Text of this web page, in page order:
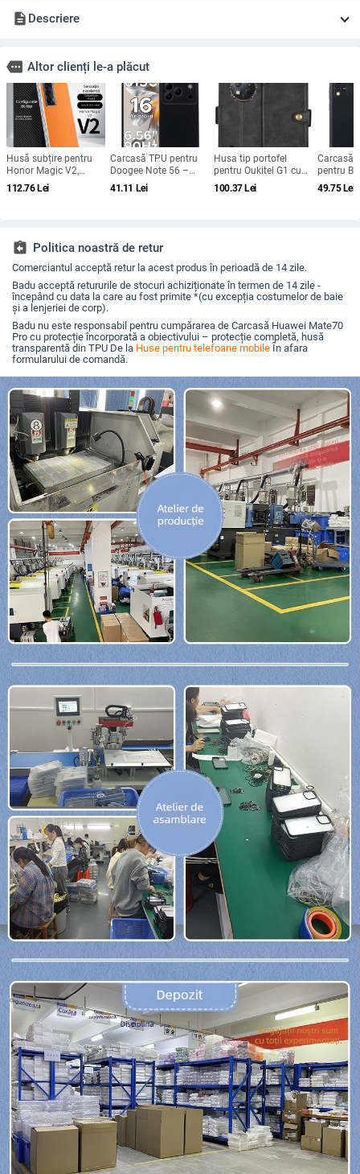
description Descriere
more Altor clienți le-a plăcut
Husă subțire pentru
Honor Magic V2,
protecție anti-cădere,
carcasă dură pentru
112.76Lei
Carcasă TPU pentru
Doogee Note 56 –
protecție completă
pentru Note 56, Plus și
41.11 Lei
Husa tip portofel
pentru Oukitel G1 cu
catarama magnetică
— piele ecologică,
100.37Lei
Carcasă
pentru
bv4800,
realizată
49.75Lei
assignment_return Politica noastră de retur
Comerciantul acceptă retur la acest produs în perioadă de 14 zile.
Badu acceptă retururile de stocuri achiziționate în termen de 14 zile -
începând cu data la care au fost primite *(cu excepția costumelor de baie
și a lenjeriei de corp).
Badu nu este responsabil pentru cumpărarea de Carcasă Huawei Mate70
Pro cu protecție încorporată a obiectivului – protecție completă, husă
transparentă din TPU De la Huse pentru telefoane mobile În afara
formularului de comandă.